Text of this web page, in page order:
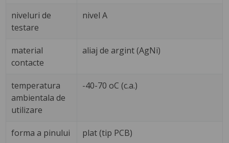
niveluri de
testare
nivel A
material
contacte
aliaj de argint (AgNi)
temperatura
ambientala de
utilizare
-40-70 oC (c.a.)
forma a pinului plat (tip PCB)